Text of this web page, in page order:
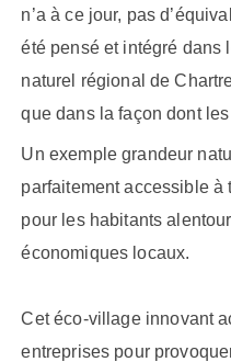
n’a à ce jour, pas
été pensé et intégré dans
naturel régional de
que dans la façon dont
Un exemple grandeur
parfaitement accessible à
pour les habitants
économiques locaux.
Cetéco-villageinnovant
entreprises pour